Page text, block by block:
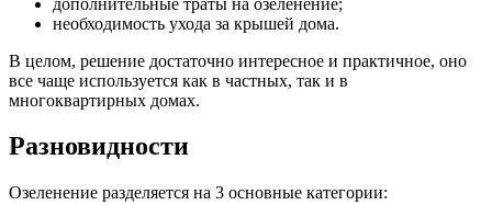
необходимость ухода за крышей дома.
В целом, решение достаточно интересное и практичное, оно
все чаще используется как в частных, так и в
многоквартирных домах.
Разновидности
Озеленение разделяется на 3 основные категории: